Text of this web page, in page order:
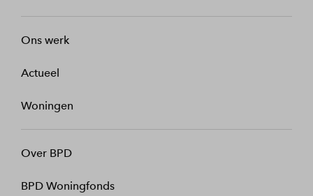
Ons werk
Actueel
Woningen
Over BPD
BPD Woningfonds